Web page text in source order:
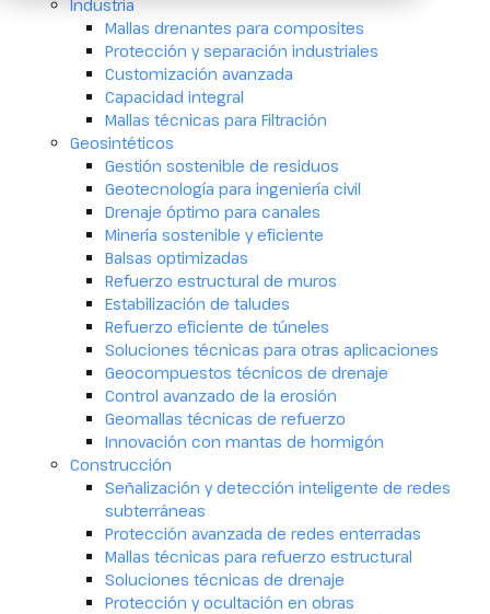
Industria
Mallas drenantes para composites
Protección y separación industriales
Customización avanzada
Capacidad integral
Mallas técnicas para Filtración
Geosintéticos
Gestión sostenible de residuos
Geotecnología para ingeniería civil
Drenaje óptimo para canales
Minería sostenible y eficiente
Balsas optimizadas
Refuerzo estructural de muros
Estabilización de taludes
Refuerzo eficiente de túneles
Soluciones técnicas para otras aplicaciones
Geocompuestos técnicos de drenaje
Control avanzado de la erosión
Geomallas técnicas de refuerzo
Innovación con mantas de hormigón
Construcción
Señalización y detección inteligente de redes
subterráneas
Protección avanzada de redes enterradas
Mallas técnicas para refuerzo estructural
Soluciones técnicas de drenaje
Protección y ocultación en obras